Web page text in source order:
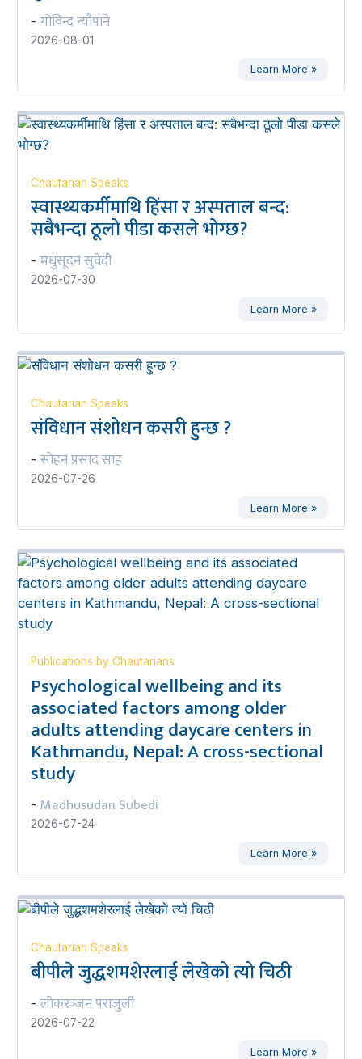
- गोविन्द न्यौपाने
2026-08-01
Learn More »
Chautarian Speaks
स्वास्थ्यकर्मीमाथि हिंसा र अस्पताल बन्द:
सबैभन्दा ठूलो पीडा कसले भोग्छ?
- मधुसूदन सुवेदी
2026-07-30
Learn More »
Chautarian Speaks
संविधान संशोधन कसरी हुन्छ ?
- सोहन प्रसाद साह
2026-07-26
Learn More »
Publications by Chautarians
Psychological wellbeing and its
associated factors among older
adults attending daycare centers in
Kathmandu, Nepal: A cross-sectional
study
- Madhusudan Subedi
2026-07-24
Learn More »
Chautarian Speaks
बीपीले जुद्धशमशेरलाई लेखेको त्यो चिठी
- लोकरञ्‍जन पराजुली
2026-07-22
Learn More »